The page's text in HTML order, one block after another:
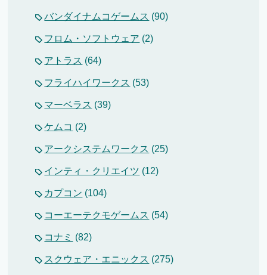
バンダイナムコゲームス (90)
フロム・ソフトウェア (2)
アトラス (64)
フライハイワークス (53)
マーベラス (39)
ケムコ (2)
アークシステムワークス (25)
インティ・クリエイツ (12)
カプコン (104)
コーエーテクモゲームス (54)
コナミ (82)
スクウェア・エニックス (275)